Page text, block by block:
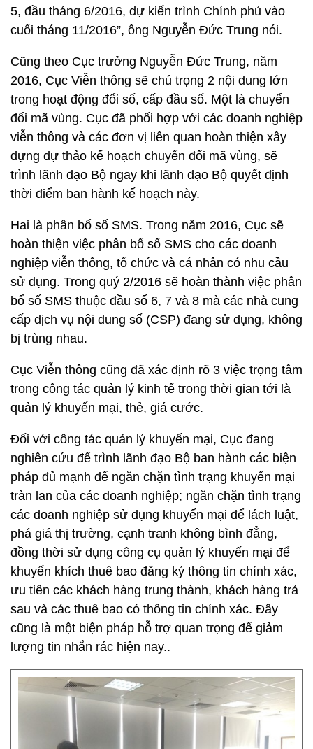
5, đầu tháng 6/2016, dự kiến trình Chính phủ vào
cuối tháng 11/2016”, ông Nguyễn Đức Trung nói.
Cũng theo Cục trưởng Nguyễn Đức Trung, năm
2016, Cục Viễn thông sẽ chú trọng 2 nội dung lớn
trong hoạt động đổi số, cấp đầu số. Một là chuyển
đổi mã vùng. Cục đã phối hợp với các doanh nghiệp
viễn thông và các đơn vị liên quan hoàn thiện xây
dựng dự thảo kế hoạch chuyển đổi mã vùng, sẽ
trình lãnh đạo Bộ ngay khi lãnh đạo Bộ quyết định
thời điểm ban hành kế hoạch này.
Hai là phân bổ số SMS. Trong năm 2016, Cục sẽ
hoàn thiện việc phân bổ số SMS cho các doanh
nghiệp viễn thông, tổ chức và cá nhân có nhu cầu
sử dụng. Trong quý 2/2016 sẽ hoàn thành việc phân
bổ số SMS thuộc đầu số 6, 7 và 8 mà các nhà cung
cấp dịch vụ nội dung số (CSP) đang sử dụng, không
bị trùng nhau.
Cục Viễn thông cũng đã xác định rõ 3 việc trọng tâm
trong công tác quản lý kinh tế trong thời gian tới là
quản lý khuyến mại, thẻ, giá cước.
Đối với công tác quản lý khuyến mại, Cục đang
nghiên cứu để trình lãnh đạo Bộ ban hành các biện
pháp đủ mạnh để ngăn chặn tình trạng khuyến mại
tràn lan của các doanh nghiệp; ngăn chặn tình trạng
các doanh nghiệp sử dụng khuyến mại để lách luật,
phá giá thị trường, cạnh tranh không bình đẳng,
đồng thời sử dụng công cụ quản lý khuyến mại để
khuyến khích thuê bao đăng ký thông tin chính xác,
ưu tiên các khách hàng trung thành, khách hàng trả
sau và các thuê bao có thông tin chính xác. Đây
cũng là một biện pháp hỗ trợ quan trọng để giảm
lượng tin nhắn rác hiện nay..